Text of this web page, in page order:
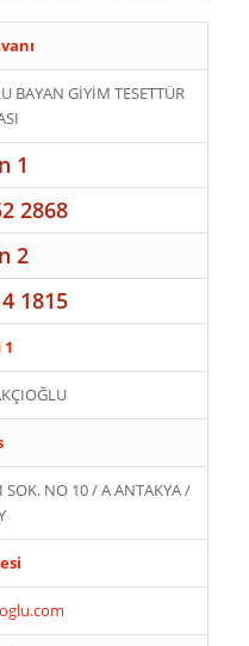
BAYAN GİYİM TESETTÜR
1
2868
2
1815
NO 10 / A ANTAKYA /